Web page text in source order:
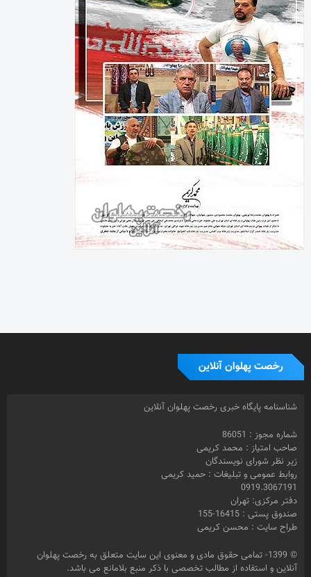
رخصت پهلوان آنلاین
شناسنامه پایگاه خبری رخصت پهلوان آنلاین
شماره مجوز : 86051
صاحب امتیاز : محمد کریمی
زیر نظر شورای نویسندگان
روابط عمومی و تبلیغات : حمید کریمی
0919.3067191
دفتر مرکزی: تهران
صندوق پستی : 16415-155
طراح سایت : محسن کریمی
© 1399- تمامی حقوق مادی و معنوی این سایت متعلق به رخصت پهلوان
آنلاین و استفاده از مطالب تخصصی با ذکر منبع بلامانع می باشد.